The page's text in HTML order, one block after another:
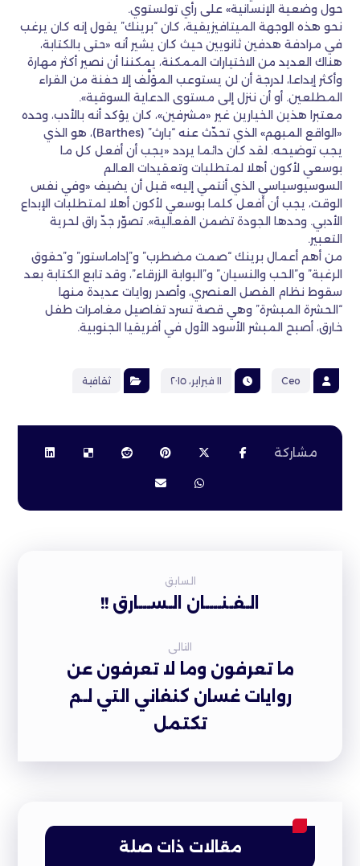
حول وضعية الإنسانية» على رأي تولستوي.
نحو هذه الوجهة الميتافيزيقية، كان “برينك” يقول إنه كان يرغب
في مرادفة هدفين ثانويين حيث كان يشير أنه «حتى بالكتابة،
هناك العديد من الاختيارات الممكنة، يمكننا أن نصير أكثر مهارة
وأكثر إبداعا، لدرجة أن لن يستوعب المؤلَّف إلا حفنة من القراء
المطلعين. أو أن ننزل إلى مستوى الدعاية السوقية».
معتبرا هذين الخيارين غير «مشرفين»، كان يؤكد أنه بالأدب، وحده
«الواقع المبهم» الذي تحدّث عنه “بارث” (Barthes)، هو الذي
يجب توضيحه. لقد كان دائما يردد «يجب أن أفعل كل ما
بوسعي لأكون أهلا لمتطلبات وتعقيدات العالم
السوسيوسياسي الذي أنتمي إليه» قبل أن يضيف «وفي نفس
الوقت، يجب أن أفعل كلما بوسعي لأكون أهلا لمتطلبات الإبداع
الأدبي. وحدها الجودة تضمن الفعالية». تصوّر جدّ راق لحرية
التعبير.
من أهم أعمال برينك “صمت مضطرب” و”إداماستور” و”حقوق
الرغبة” و”الحب والنسيان” و”البوابة الزرقاء”، وقد تابع الكتابة بعد
سقوط نظام الفصل العنصري، وأصدر روايات عديدة منها
“الحشرة المبشرة” وهي قصة تسرد تفاصيل مغامرات طفل
خارق، أصبح المبشر الأسود الأول في أفريقيا الجنوبية.
Ceo ١١ فبراير، ٢٠١٥ ثقافية
السابق
الـفـنــــان الـســـارق !!
التالى
ما تعرفون وما لا تعرفون عن
روايات غسان كنفاني التي لـم
تكتمل
مقالات ذات صلة